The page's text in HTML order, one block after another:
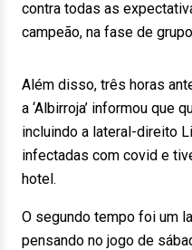
contra todas as
campeão, na fase de
Além disso, três horas
a ‘Albirroja’ informou que
incluindo a lateral-direito
infectadas com covid e
hotel.
O segundo tempo foi um
pensando no jogo de